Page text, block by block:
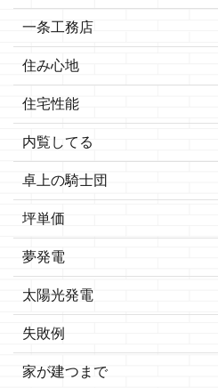
一条工務店
住み心地
住宅性能
内覧してる
卓上の騎士団
坪単価
夢発電
太陽光発電
失敗例
家が建つまで